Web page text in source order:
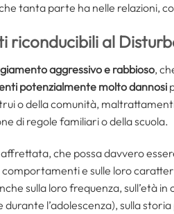
tanta parte ha nelle relazioni,
riconducibili al
aggressivo e rabbioso,
potenzialmente molto dannosi
o della comunità,
di regole familiari o della scuola.
che possa davvero
comportamenti e sulle loro
sulla loro frequenza, sull’età
l’adolescenza), sulla